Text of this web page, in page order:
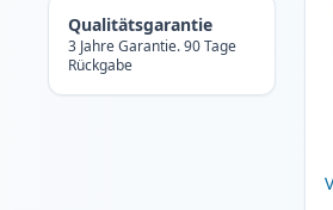
Qualitätsgarantie
3 Jahre Garantie. 90 Tage
Rückgabe